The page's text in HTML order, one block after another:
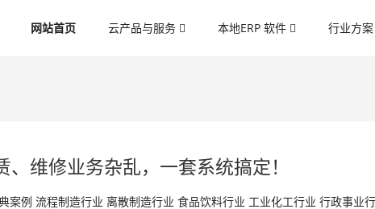
网站首页 云产品与服务 本地ERP 软件 行业方
、维修业务杂乱，一套系统搞定！
案例 流程制造行业 离散制造行业 食品饮料行业 工业化工行业 行政事业